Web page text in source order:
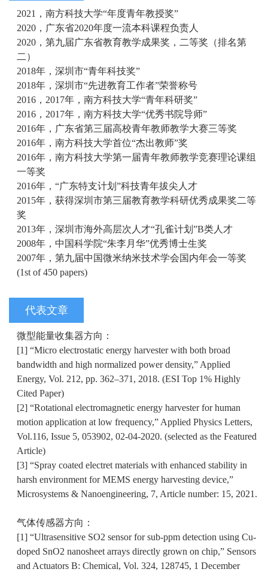
2021，南方科技大学“年度青年教授奖”
2020，广东省2020年度一流本科课程负责人
2020，第九届广东省教育教学成果奖，二等奖（排名第
二）
2018年，深圳市“青年科技奖”
2018年，深圳市“先进教育工作者”荣誉称号
2016，2017年，南方科技大学“青年科研奖”
2016，2017年，南方科技大学“优秀书院导师”
2016年，广东省第三届高校青年教师教学大赛三等奖
2016年，南方科技大学首位“杰出教师”奖
2016年，南方科技大学第一届青年教师教学竞赛理论课组
一等奖
2016年，“广东特支计划”科技青年拔尖人才
2015年，获得深圳市第三届教育教学科研优秀成果奖二等
奖
2013年，深圳市海外高层次人才“孔雀计划”B类人才
2008年，中国科学院“朱李月华”优秀博士生奖
2007年，第九届中国微米纳米技术学会国内年会一等奖
(1st of 450 papers)
代表文章
微型能量收集器方向：
[1] “Micro electrostatic energy harvester with both broad
bandwidth and high normalized power density,” Applied
Energy, Vol. 212, pp. 362–371, 2018. (ESI Top 1% Highly
Cited Paper)
[2] “Rotational electromagnetic energy harvester for human
motion application at low frequency,” Applied Physics Letters,
Vol.116, Issue 5, 053902, 02-04-2020. (selected as the Featured
Article)
[3] “Spray coated electret materials with enhanced stability in
harsh environment for MEMS energy harvesting device,”
Microsystems & Nanoengineering, 7, Article number: 15, 2021.
气体传感器方向：
[1] “Ultrasensitive SO2 sensor for sub-ppm detection using Cu-
doped SnO2 nanosheet arrays directly grown on chip,” Sensors
and Actuators B: Chemical, Vol. 324, 128745, 1 December